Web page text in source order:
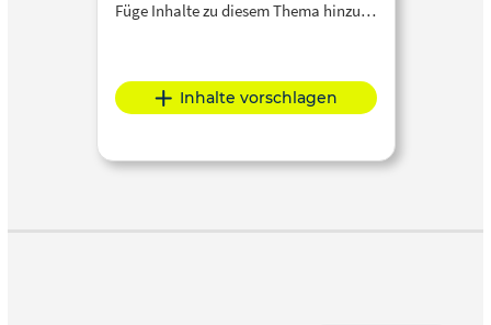
Füge Inhalte zu diesem Thema hinzu…
Inhalte vorschlagen